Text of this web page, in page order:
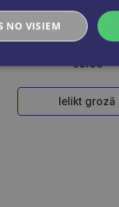
€3.55
Ielikt grozā
NO VISIEM